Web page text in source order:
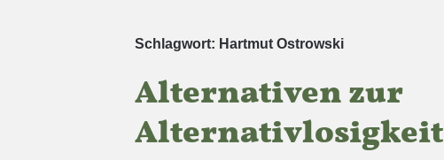
Schlagwort: Hartmut Ostrowski
Alternativen zur
Alternativlosigkeit